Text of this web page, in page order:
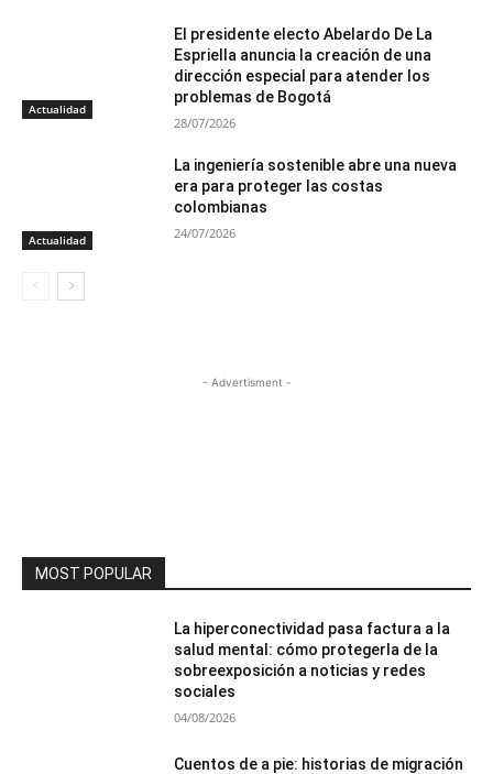
Actualidad
El presidente electo Abelardo De La
Espriella anuncia la creación de una
dirección especial para atender los
problemas de Bogotá
28/07/2026
Actualidad
La ingeniería sostenible abre una nueva
era para proteger las costas
colombianas
24/07/2026
- Advertisment -
MOST POPULAR
La hiperconectividad pasa factura a la
salud mental: cómo protegerla de la
sobreexposición a noticias y redes
sociales
04/08/2026
Cuentos de a pie: historias de migración